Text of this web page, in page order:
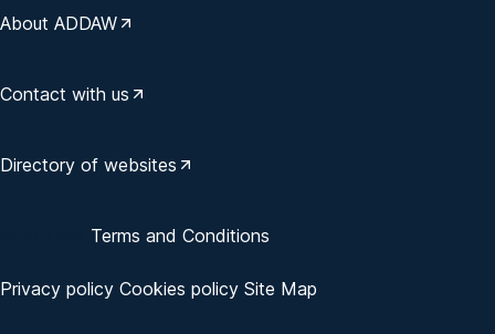
About ADDAW
Contact with us
Directory of websites
Terms and Conditions
Privacy policy Cookies policy Site Map